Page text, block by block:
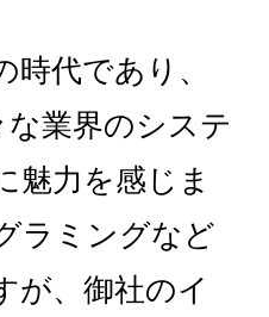
時代であり、
な業界のシステ
魅力を感じま
ラミングなど
が、御社のイ